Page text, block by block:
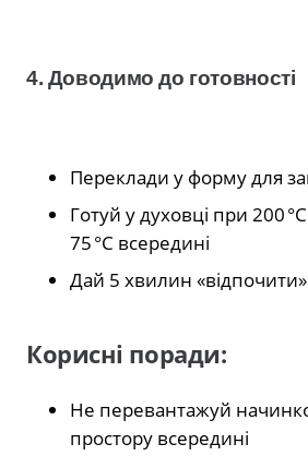
4. Доводимо до готовності
Переклади у форму для
Готуй у духовці при 200
75 °C всередині
Дай 5 хвилин
Корисні поради:
Не перевантажуй
простору всередині